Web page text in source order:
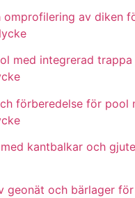
omprofilering av diken
med integrerad
förberedelse för pool
kantbalkar och
geonät och bärlager